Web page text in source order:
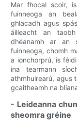
Mar fhocal scoir,
fuinneoga an
ghlacadh agus
áilleacht an
dhéanamh ar an
fuinneoga, chomh
a ionchorprú, is
ina tearmann
athmhuirearú, agus
gcaitheamh na
- Leideanna
sheomra gréine